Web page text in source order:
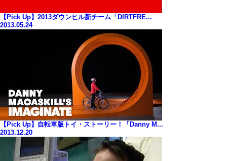
【Pick Up】2013ダウンヒル新チーム「DIRTFRE...
2013.05.24
【Pick Up】自転車版トイ・ストーリー！「Danny M...
2013.12.20